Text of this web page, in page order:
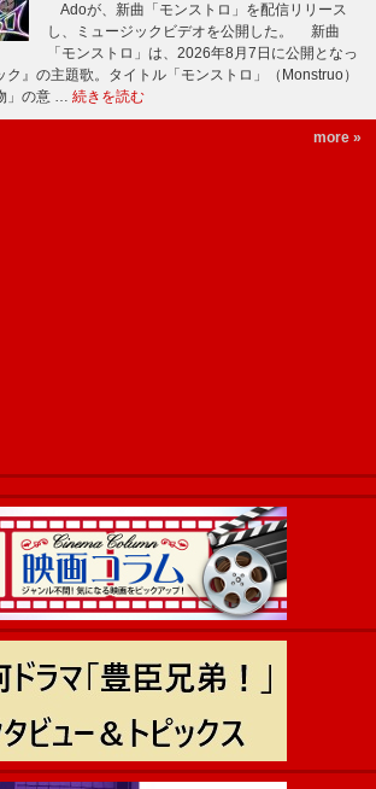
Adoが、新曲「モンストロ」を配信リリース
し、ミュージックビデオを公開した。 新曲
「モンストロ」は、2026年8月7日に公開となっ
』の主題歌。タイトル「モンストロ」（Monstruo）
」の意 … 続きを読む
more »